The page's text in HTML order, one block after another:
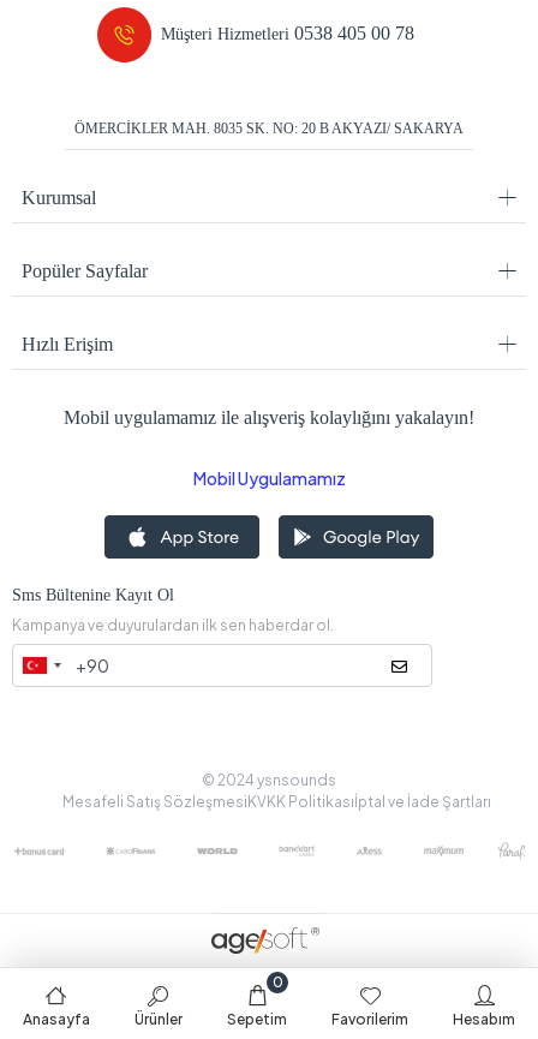
Müşteri Hizmetleri0538 405 00 78
ÖMERCİKLER MAH. 8035 SK. NO: 20 B AKYAZI/ SAKARYA
Kurumsal
Popüler Sayfalar
Hızlı Erişim
Mobil uygulamamız ile alışveriş kolaylığını yakalayın!
Mobil Uygulamamız
Sms Bültenine Kayıt Ol
Kampanya ve duyurulardan ilk sen haberdar ol.
© 2024 ysnsounds
Mesafeli Satış SözleşmesiKVKK Politikasıİptal ve İade Şartları
Anasayfa Ürünler Sepetim
0
Favorilerim Hesabım